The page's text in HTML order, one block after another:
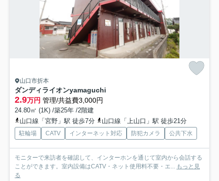
山口市折本
ダンディライオンyamaguchi
2.9万円 管理/共益費3,000円
24.80㎡ (1K) /築25年 /2階建
山口線「宮野」駅 徒歩7分
山口線「上山口」駅 徒歩21分
駐輪場 CATV インターネット対応 防犯カメラ 公共下水
モニターで来訪者を確認して、インターホンを通じて室内から会話する
ことができます。室内設備はCATV・ネット使用料不要・エ... もっと見
る